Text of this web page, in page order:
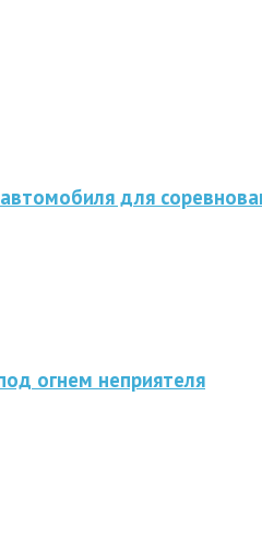
для
огнем неприятеля